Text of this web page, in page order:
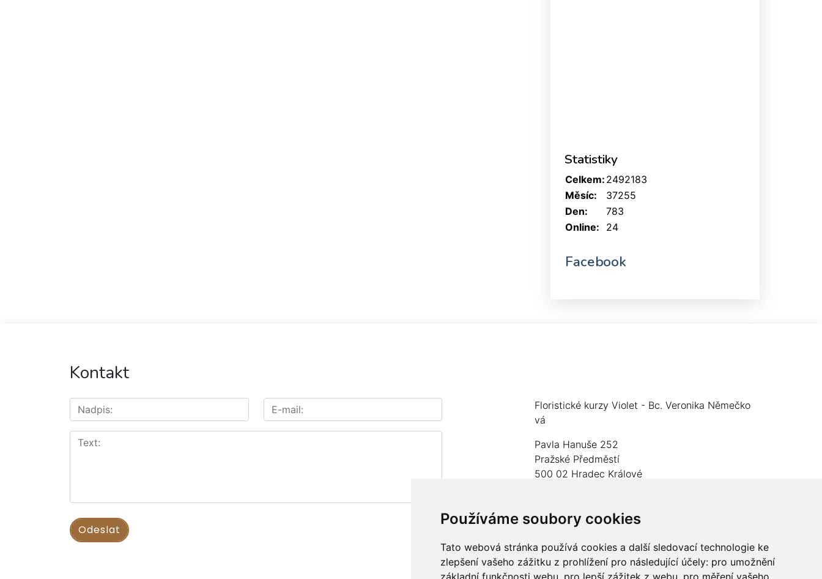
Používáme soubory cookies
Tato webová stránka používá cookies a další sledovací technologie ke
zlepšení vašeho zážitku z prohlížení pro následující účely: pro umožnění
základní funkčnosti webu pro lepší zážitek z webu pro měření vašeho
Statistiky
Online: 24
Celkem: 2492183
Měsíc:
37255
Den:
783
Facebook
Kontakt
Floristické kurzy Violet - Bc. Veronika Němečko
vá
Pavla Hanuše 252
Pražské Předměstí
500 02 Hradec Králové
číslo účtu: 2600989157/2010
Telefon: +420 737 982 070
E-mail:floristika.violet@email.cz